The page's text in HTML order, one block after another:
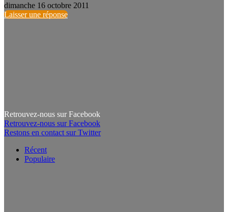
dimanche 16 octobre 2011
Laisser une réponse
Retrouvez-nous sur Facebook
Retrouvez-nous sur Facebook
Restons en contact sur Twitter
Récent
Populaire